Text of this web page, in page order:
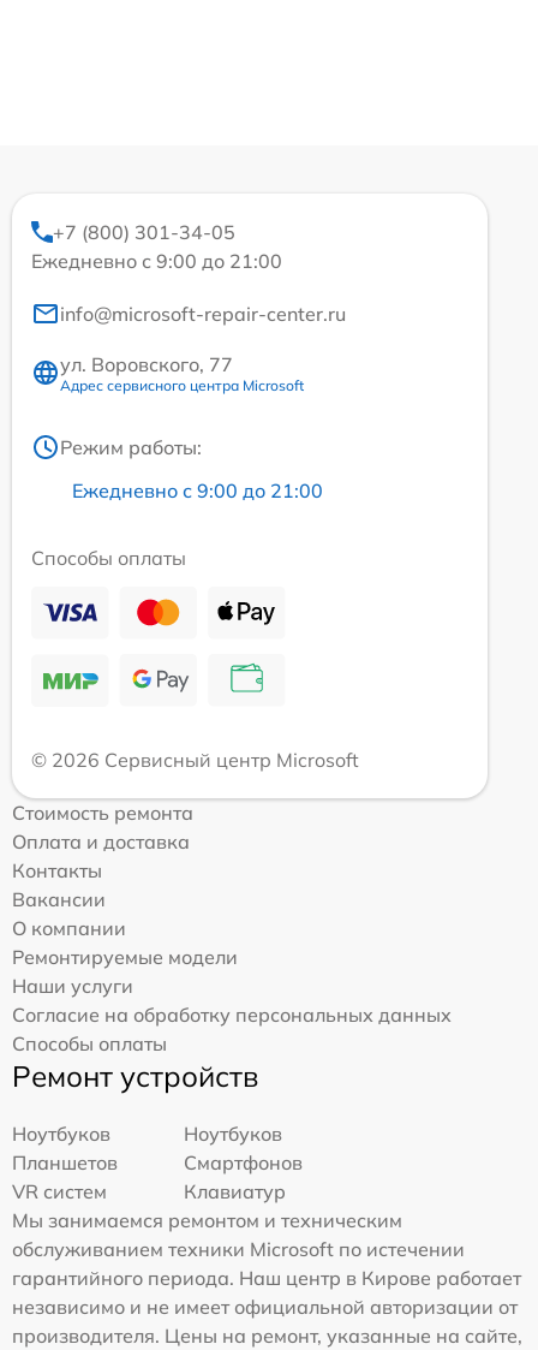
+7 (800) 301-34-05
Ежедневно с 9:00 до 21:00
info@microsoft-repair-center.ru
ул. Воровского, 77
Адрес сервисного центра Microsoft
Режим работы:
Ежедневно с 9:00 до 21:00
Способы оплаты
© 2026 Сервисный центр Microsoft
Стоимость ремонта
Оплата и доставка
Контакты
Вакансии
О компании
Ремонтируемые модели
Наши услуги
Согласие на обработку персональных данных
Способы оплаты
Ремонт устройств
Ноутбуков
Ноутбуков
Планшетов
Смартфонов
VR систем
Клавиатур
Мы занимаемся ремонтом и техническим
обслуживанием техники Microsoft по истечении
гарантийного периода. Наш центр в Кирове работает
независимо и не имеет официальной авторизации от
производителя. Цены на ремонт, указанные на сайте,